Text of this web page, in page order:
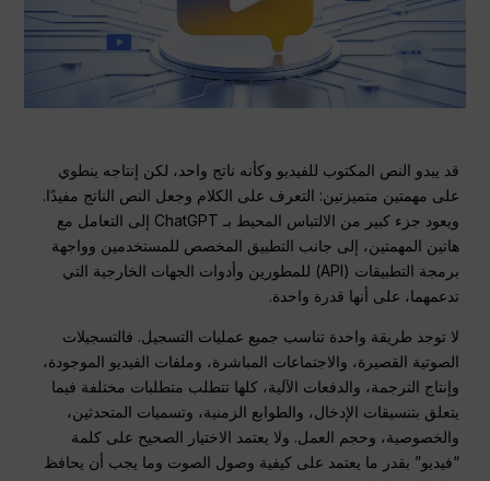
قد يبدو النص المكتوب للفيديو وكأنه ناتج واحد، لكن إنتاجه ينطوي
على مهمتين متميزتين: التعرف على الكلام وجعل النص الناتج مفيدًا.
ويعود جزء كبير من الالتباس المحيط بـ ChatGPT إلى التعامل مع
هاتين المهمتين، إلى جانب التطبيق المخصص للمستخدمين وواجهة
برمجة التطبيقات (API) للمطورين وأدوات الجهات الخارجية التي
تدعمهما، على أنها قدرة واحدة.
لا توجد طريقة واحدة تناسب جميع عمليات التسجيل. فالتسجيلات
الصوتية القصيرة، والاجتماعات المباشرة، وملفات الفيديو الموجودة،
وإنتاج الترجمة، والدفعات الآلية، كلها تتطلب متطلبات مختلفة فيما
يتعلق بتنسيقات الإدخال، والطوابع الزمنية، وتسميات المتحدثين،
والخصوصية، وحجم العمل. ولا يعتمد الاختيار الصحيح على كلمة
“فيديو” بقدر ما يعتمد على كيفية وصول الصوت وما يجب أن يحافظ